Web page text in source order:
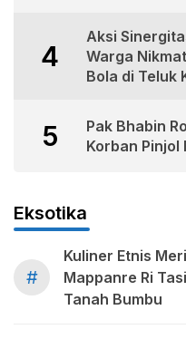
4
Aksi
Warga
Bola di Teluk
5
Pak Bhabin
Korban Pinjol
Eksotika
#
Kuliner Etnis
Mappanre Ri
Tanah Bumbu